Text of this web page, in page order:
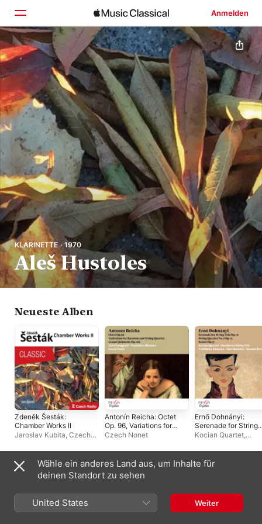
Anmelden
Startseite
Entdecken
Suchen
KLARINETTE · 1970
Aleš Hustoles
Neueste Alben
Zdeněk Šesták:
Chamber Works II
Jaroslav Kubita, Czech
Daniel Wiesner,Miroslav
Kopta
Miloš Wichterle,
Jan Riedlbauch
Marek
Zvolánek,Petr Duda,
Quartet,Collegium
Musicum Pragense,Linda
Sítková,Karel Dohnal,
Antonín Reicha: Octet
Op. 96, Variations for
Bassoon, Grand
Czech Nonet
Ernő Dohnányi:
Serenade for String
Trio, String Quartet
Kocian Quartet,
Vladimíra Klánská,
Jaromír Klepáč
Ähnliche Künstler:innen
Wähle ein anderes Land aus, um Inhalte für
deinen Standort zu sehen
United States Weiter